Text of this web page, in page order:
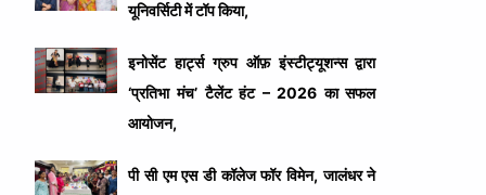
यूनिवर्सिटी में टॉप किया,
इनोसेंट हार्ट्स ग्रुप ऑफ़ इंस्टीट्यूशन्स द्वारा
‘प्रतिभा मंच’ टैलेंट हंट – 2026 का सफल
आयोजन,
पी सी एम एस डी कॉलेज फॉर विमेन, जालंधर ने